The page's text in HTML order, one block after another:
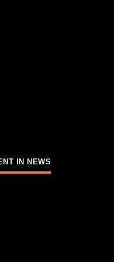
IN NEWS